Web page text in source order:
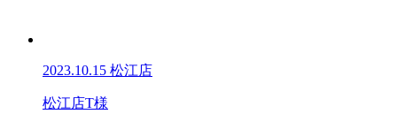
2023.10.15 松江店
松江店T様